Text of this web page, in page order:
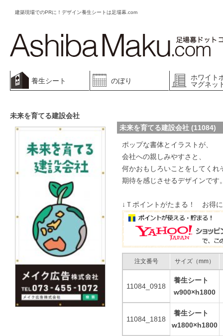
建築現場でのPRに！デザイン養生シートは足場幕.com
養生シート のぼり
ホワイト
マグネッ
未来を育てる建設会社
未来を育てる建設会社 (11084)
ポップな書体とイラストが、
会社への親しみやすさと、
何かおもしろいことをしてくれ
期待を感じさせるデザインです
↓Ｔポイントがたまる！ お得
注文番号 サイズ（mm）
11084_0918
養生シート
w900×h1800
11084_1818
養生シート
w1800×h1800